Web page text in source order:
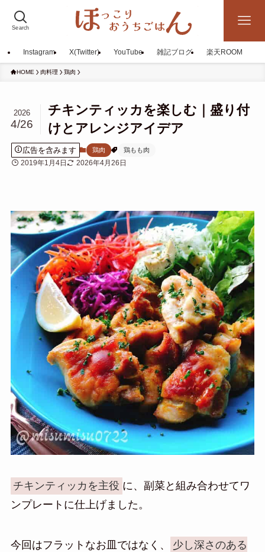
Search
Instagram X(Twitter) YouTube 雑記ブログ 楽天ROOM
HOME 肉料理 鶏肉
チキンティッカを楽しむ｜盛り付
けとアレンジアイデア
2026
4/26
広告を含みます 鶏肉 鶏もも肉
2019年1月4日 2026年4月26日
チキンティッカを主役 に、副菜と組み合わせてワ
ンプレートに仕上げました。
今回はフラットなお皿ではなく、
少し深さのある